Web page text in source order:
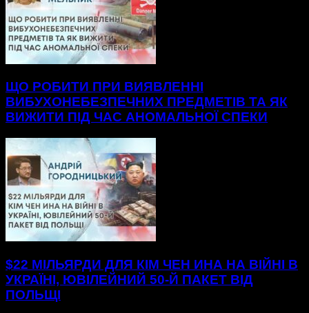
ЩО РОБИТИ ПРИ ВИЯВЛЕННІ
ВИБУХОНЕБЕЗПЕЧНИХ ПРЕДМЕТІВ ТА ЯК
ВИЖИТИ ПІД ЧАС АНОМАЛЬНОЇ СПЕКИ
$22 МІЛЬЯРДИ ДЛЯ КІМ ЧЕН ИНА НА ВІЙНІ В
УКРАЇНІ, ЮВІЛЕЙНИЙ 50-Й ПАКЕТ ВІД
ПОЛЬЩІ